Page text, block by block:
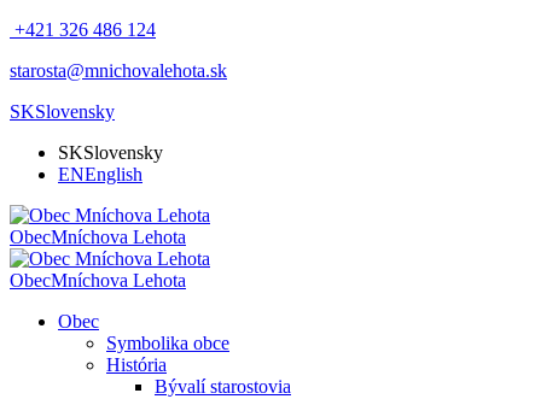
+421 326 486 124
starosta@mnichovalehota.sk
SKSlovensky
SKSlovensky
ENEnglish
ObecMníchova Lehota
ObecMníchova Lehota
Obec
Symbolika obce
História
Bývalí starostovia